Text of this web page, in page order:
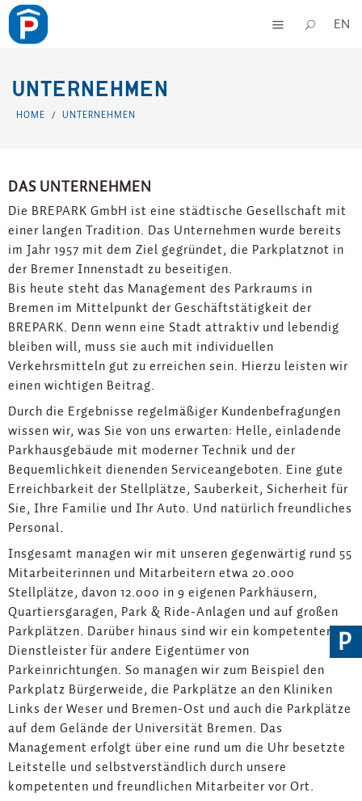
EN
P
UNTERNEHMEN
HOME / UNTERNEHMEN
DAS UNTERNEHMEN
Die BREPARK GmbH ist eine städtische Gesellschaft mit
einer langen Tradition. Das Unternehmen wurde bereits
im Jahr 1957 mit dem Ziel gegründet, die Parkplatznot in
der Bremer Innenstadt zu beseitigen.
Bis heute steht das Management des Parkraums in
Bremen im Mittelpunkt der Geschäftstätigkeit der
BREPARK. Denn wenn eine Stadt attraktiv und lebendig
bleiben will, muss sie auch mit individuellen
Verkehrsmitteln gut zu erreichen sein. Hierzu leisten wir
einen wichtigen Beitrag.
Durch die Ergebnisse regelmäßiger Kundenbefragungen
wissen wir, was Sie von uns erwarten: Helle, einladende
Parkhausgebäude mit moderner Technik und der
Bequemlichkeit dienenden Serviceangeboten. Eine gute
Erreichbarkeit der Stellplätze, Sauberkeit, Sicherheit für
Sie, Ihre Familie und Ihr Auto. Und natürlich freundliches
Personal.
Insgesamt managen wir mit unseren gegenwärtig rund 55
Mitarbeiterinnen und Mitarbeitern etwa 20.000
Stellplätze, davon 12.000 in 9 eigenen Parkhäusern,
Quartiersgaragen, Park & Ride-Anlagen und auf großen
Parkplätzen. Darüber hinaus sind wir ein kompetenter
Dienstleister für andere Eigentümer von
Parkeinrichtungen. So managen wir zum Beispiel den
Parkplatz Bürgerweide, die Parkplätze an den Kliniken
Links der Weser und Bremen-Ost und auch die Parkplätze
auf dem Gelände der Universität Bremen. Das
Management erfolgt über eine rund um die Uhr besetzte
Leitstelle und selbstverständlich durch unsere
kompetenten und freundlichen Mitarbeiter vor Ort.